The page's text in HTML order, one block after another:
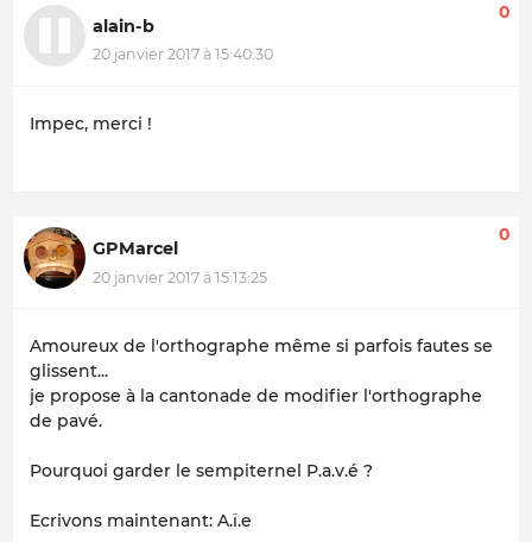
alain-b
20 janvier 2017 à 15:40:30
0
Impec, merci !
GPMarcel
20 janvier 2017 à 15:13:25
0
Amoureux de l'orthographe même si parfois fautes se
glissent...
je propose à la cantonade de modifier l'orthographe
de pavé.
Pourquoi garder le sempiternel P.a.v.é ?
Ecrivons maintenant: A.ï.e